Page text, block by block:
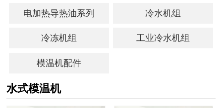
电加热导热油系列 冷水机组
冷冻机组 工业冷水机组
模温机配件
水式模温机